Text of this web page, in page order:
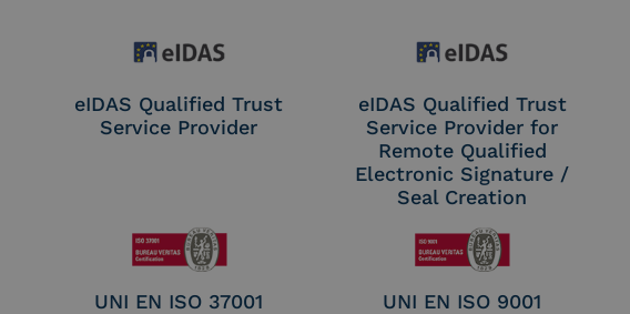
eIDAS Qualified Trust
Service Provider
eIDAS Qualified Trust
Service Provider for
Remote Qualified
Electronic Signature /
Seal Creation
UNI EN ISO 37001 UNI EN ISO 9001